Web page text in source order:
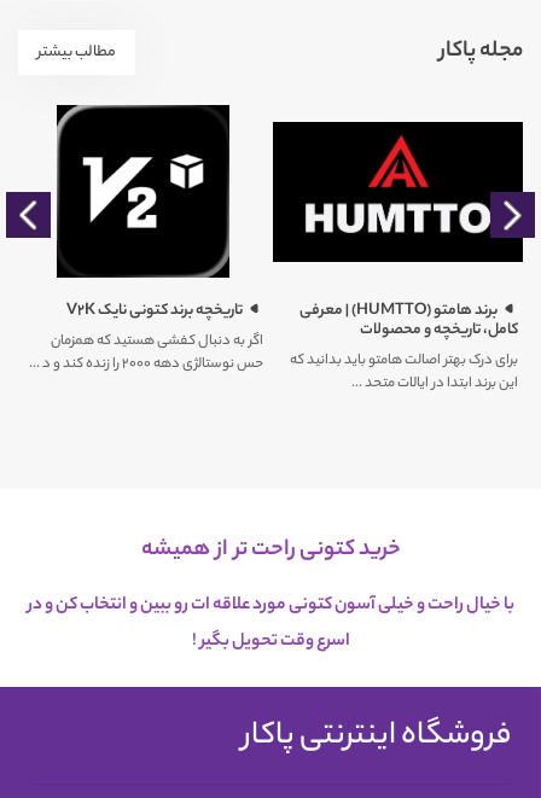
مجله پاکار مطالب بیشتر
برند هامتو (HUMTTO) | معرفی
کامل، تاریخچه و محصولات
برای درک بهتر اصالت هامتو باید بدانید که
این برند ابتدا در ایالات متحد ...
تاریخچه برند کتونی نایک V2K
اگر به دنبال کفشی هستید که همزمان
حس نوستالژی دهه ۲۰۰۰ را زنده کند و د ...
خرید کتونی راحت تر از همیشه
با خیال راحت و خیلی آسون کتونی مورد علاقه ات رو ببین و انتخاب کن و در
اسرعوقت تحویل بگیر !
فروشگاه اینترنتی پاکار